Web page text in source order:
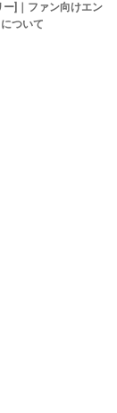
]｜ファン向けエン
ついて